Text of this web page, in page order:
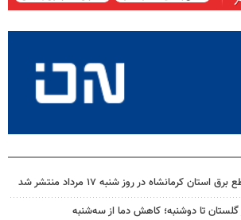
کرمانشاه در روز شنبه ۱۷ مرداد منتشر شد
تا دوشنبه؛ کاهش دما از سه‌شنبه